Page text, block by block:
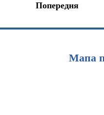
Попередня
Мапа